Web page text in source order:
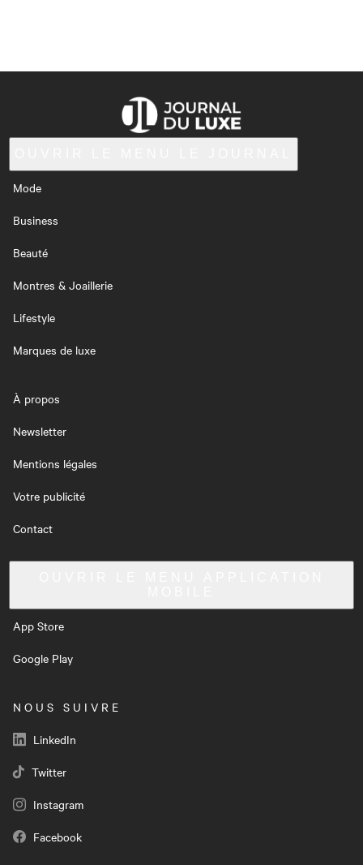
Mode
Business
Beauté
Montres & Joaillerie
Lifestyle
Marques de luxe
À propos
Newsletter
Mentions légales
Votre publicité
Contact
App Store
Google Play
NOUS SUIVRE
LinkedIn
Twitter
Instagram
Facebook